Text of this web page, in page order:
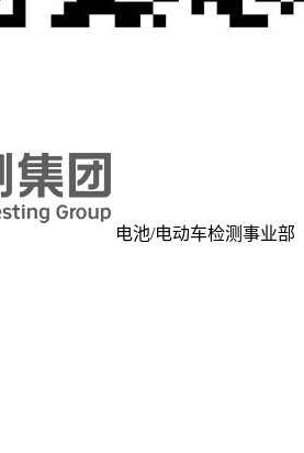
电池/电动车检测事业部